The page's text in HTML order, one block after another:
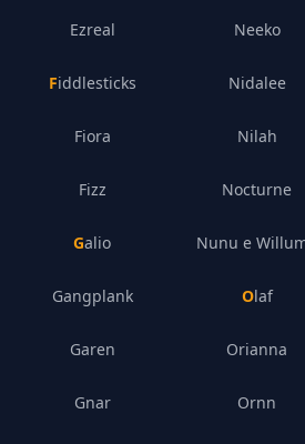
Ezreal
Fiddlesticks
Fiora
Fizz
Galio
Gangplank
Garen
Gnar
Neeko
Nidalee
Nilah
Nocturne
Nunu e
Olaf
Orianna
Ornn